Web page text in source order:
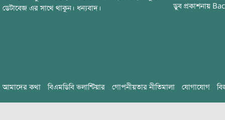
ডেটাবেজ এর সাথে থাকুন। ধন্যবাদ।
ডুব প্রকাশনায়
আমাদের কথা বিএমডিবি ভলান্টিয়ার গোপনীয়তার নীতিমালা যোগাযোগ